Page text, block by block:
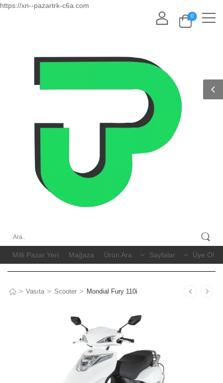
https://xn--pazartrk-c6a.com
0
Milli Pazar Yeri Mağaza Ürün Ara Sayfalar Üye Ol /
> Vasıta > Scooter > Mondial Fury 110i